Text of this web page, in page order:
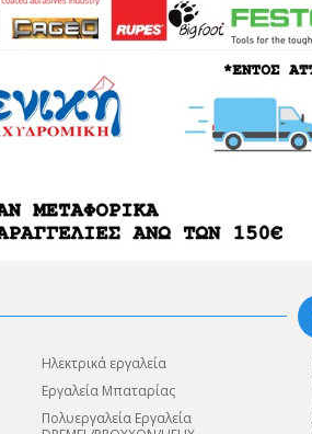
Ηλεκτρικά εργαλεία
Εργαλεία Μπαταρίας
Πολυεργαλεία Εργαλεία